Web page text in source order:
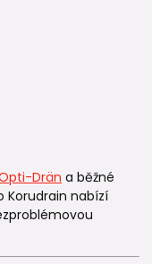
Drän a běžné
Korudrain nabízí